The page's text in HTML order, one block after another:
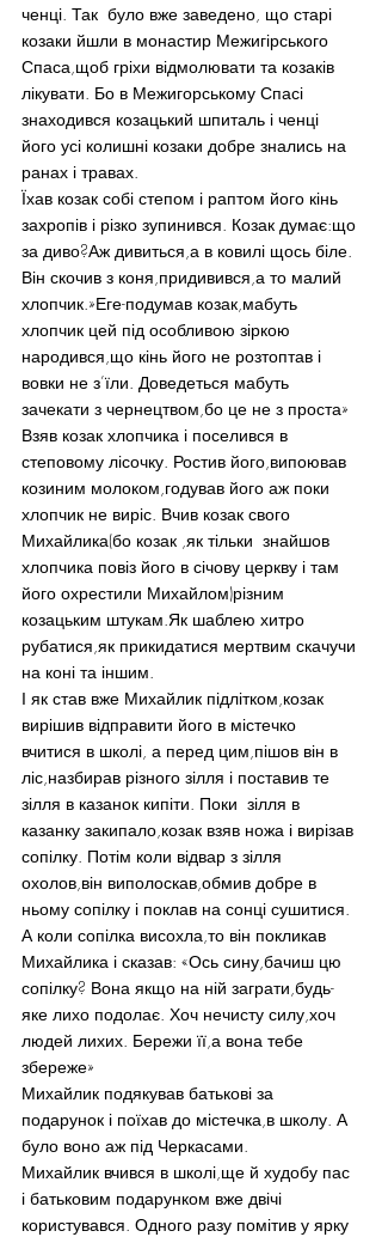
ченці. Так  було вже заведено, що старі
козаки йшли в монастир Межигірського
Спаса,щоб гріхи відмолювати та козаків
лікувати. Бо в Межигорському Спасі
знаходився козацький шпиталь і ченці
його усі колишні козаки добре знались на
ранах і травах.
Їхав козак собі степом і раптом його кінь
захропів і різко зупинився. Козак думає:що
за диво?Аж дивиться,а в ковилі щось біле.
Він скочив з коня,придивився,а то малий
хлопчик.»Еге-подумав козак,мабуть
хлопчик цей під особливою зіркою
народився,що кінь його не розтоптав і
вовки не з’їли. Доведеться мабуть
зачекати з чернецтвом,бо це не з проста»
Взяв козак хлопчика і поселився в
степовому лісочку. Ростив його,випоював
козиним молоком,годував його аж поки
хлопчик не виріс. Вчив козак свого
Михайлика(бо козак ,як тільки  знайшов
хлопчика повіз його в січову церкву і там
його охрестили Михайлом)різним
козацьким штукам.Як шаблею хитро
рубатися,як прикидатися мертвим скачучи
на коні та іншим.
І як став вже Михайлик підлітком,козак
вирішив відправити його в містечко
вчитися в школі, а перед цим,пішов він в
ліс,назбирав різного зілля і поставив те
зілля в казанок кипіти. Поки  зілля в
казанку закипало,козак взяв ножа і вирізав
сопілку. Потім коли відвар з зілля
охолов,він виполоскав,обмив добре в
ньому сопілку і поклав на сонці сушитися.
А коли сопілка висохла,то він покликав
Михайлика і сказав: «Ось сину,бачиш цю
сопілку? Вона якщо на ній заграти,будь-
яке лихо подолає. Хоч нечисту силу,хоч
людей лихих. Бережи її,а вона тебе
збереже»
Михайлик подякував батькові за
подарунок і поїхав до містечка,в школу. А
було воно аж під Черкасами.
Михайлик вчився в школі,ще й худобу пас
і батьковим подарунком вже двічі
користувався. Одного разу помітив у ярку